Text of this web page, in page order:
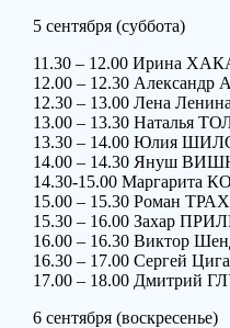
5 сентября (суббота)
11.30 – 12.00 Ирина
12.00 – 12.30
12.30 – 13.00 Лена Ленина
13.00 – 13.30 Наталья
13.30 – 14.00 Юлия
14.00 – 14.30 Януш
14.30-15.00 Маргарита
15.00 – 15.30 Роман
15.30 – 16.00 Захар
16.00 – 16.30 Виктор
16.30 – 17.00 Сергей
17.00 – 18.00 Дмитрий
6 сентября (воскресенье)